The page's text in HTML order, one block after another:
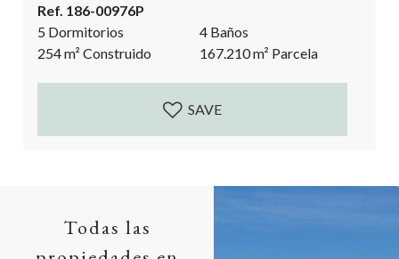
tener una finca acogedora. Una hermosa parcela de
colinas onduladas con tierras de pastoreo. Esta
propiedad está lista para un nuevo propietario, con un
poco de...
Ref. 186-00976P
5 Dormitorios
4 Baños
254m² Construido 167.210m² Parcela
SAVE
Todas las